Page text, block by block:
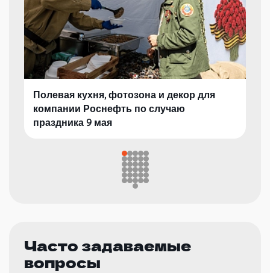
Полевая кухня, фотозона и декор для
компании Роснефть по случаю
праздника 9 мая
Часто задаваемые
вопросы